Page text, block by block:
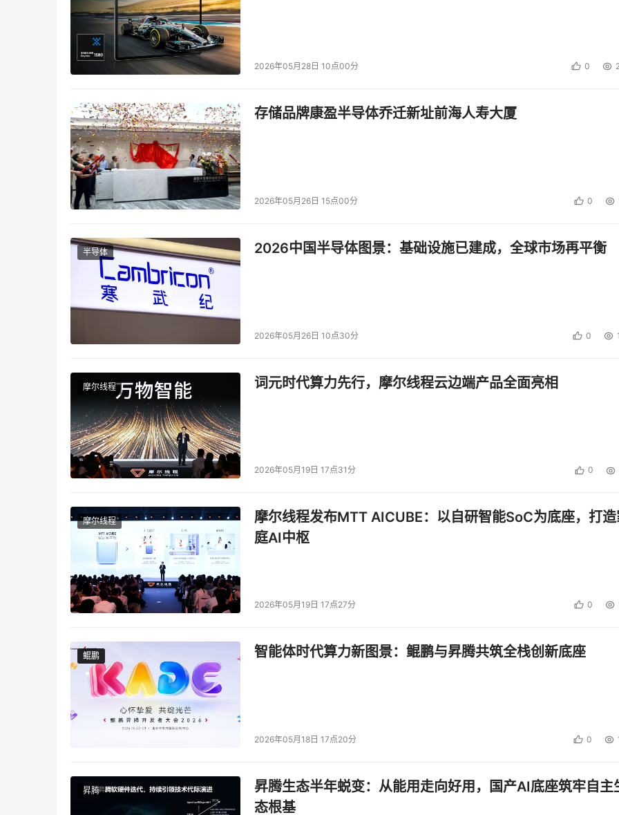
2026年05月28日 10点00分 0
存储品牌康盈半导体乔迁新址前海人寿大厦
2026年05月26日 15点00分 0
半导体 2026中国半导体图景：基础设施已建成，全球市场再平衡
2026年05月26日 10点30分 0
摩尔线程 词元时代算力先行，摩尔线程云边端产品全面亮相
2026年05月19日 17点31分 0
摩尔线程
摩尔线程发布MTT AICUBE：以自研智能SoC为底座，打
庭AI中枢
2026年05月19日 17点27分 0
鲲鹏
鲲鹏 智能体时代算力新图景：鲲鹏与昇腾共筑全栈创新底座
2026年05月18日 17点20分 0
昇腾
昇腾生态半年蜕变：从能用走向好用，国产AI底座筑牢自主
态根基